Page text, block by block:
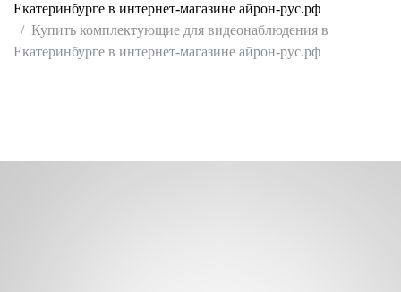
Екатеринбурге в интернет-магазине айрон-рус.рф
Купить комплектующие для видеонаблюдения в
Екатеринбурге в интернет-магазине айрон-рус.рф